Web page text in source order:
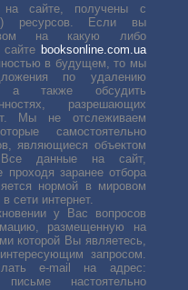
на сайте, получены с
ресурсов. Если вы
на какую либо
booksonline.com.ua
в будущем, то мы
по удалению
а также обсудить
разрешающих
Мы не отслеживаем
самостоятельно
являющиеся объектом
Все данные на сайт,
проходя заранее отбора
нормой в мировом
сети интернет.
у Вас вопросов
размещенную на
которой Вы являетесь,
запросом.
е-mail на адрес:
настоятельно